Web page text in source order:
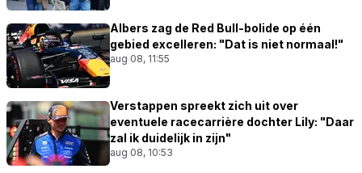
Albers zag de Red Bull-bolide op één
gebied excelleren: "Dat is niet normaal!"
aug 08, 11:55
Verstappen spreekt zich uit over
eventuele racecarrière dochter Lily: "Daar
zal ik duidelijk in zijn"
aug 08, 10:53